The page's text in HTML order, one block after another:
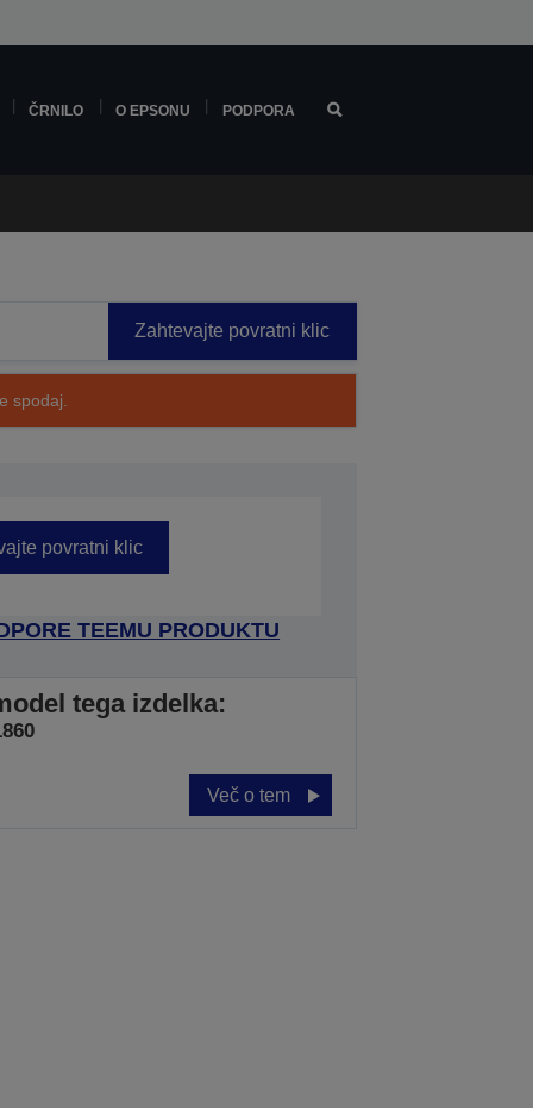
ČRNILO O EPSONU PODPORA
Zahtevajte povratni klic
spodaj.
povratni klic
TEEMU PRODUKTU
tega izdelka:
Več o tem